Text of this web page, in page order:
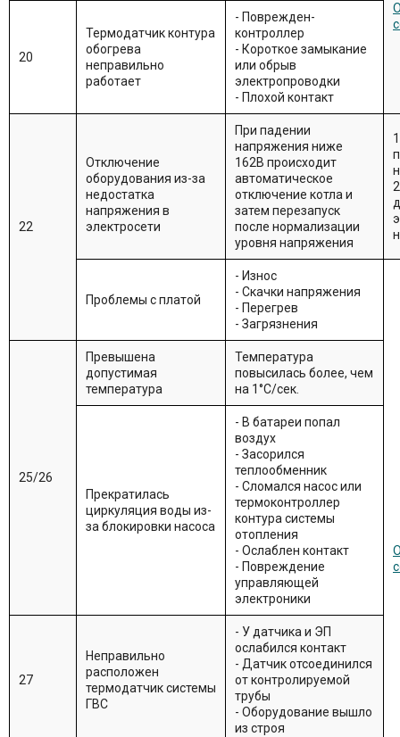
20
Термодатчик контура
обогрева
неправильно
работает
- Поврежден-
контроллер
- Короткое замыкание
или обрыв
электропроводки
- Плохой контакт
22
Отключение
оборудования из-за
недостатка
напряжения в
электросети
При падении
напряжения ниже
162В происходит
автоматическое
отключение котла и
затем перезапуск
после нормализации
уровня напряжения
Проблемы с платой
- Износ
- Скачки напряжения
- Перегрев
- Загрязнения
25/26
Превышена
допустимая
температура
Температура
повысилась более, чем
на 1°С/сек.
Прекратилась
циркуляция воды из-
за блокировки насоса
- В батареи попал
воздух
- Засорился
теплообменник
- Сломался насос или
термоконтроллер
контура системы
отопления
- Ослаблен контакт
- Повреждение
управляющей
электроники
27
Неправильно
расположен
термодатчик системы
ГВС
- У датчика и ЭП
ослабился контакт
- Датчик отсоединился
от контролируемой
трубы
- Оборудование вышло
из строя